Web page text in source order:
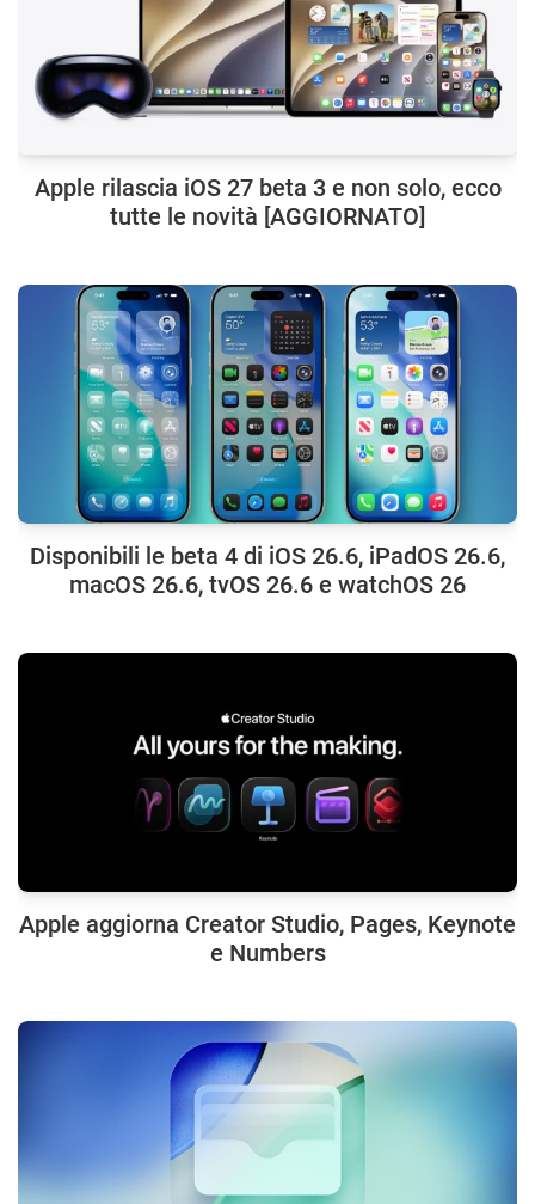
Apple rilascia iOS 27 beta 3 e non solo, ecco
tutte le novità [AGGIORNATO]
Disponibili le beta 4 di iOS 26.6, iPadOS 26.6,
macOS 26.6, tvOS 26.6 e watchOS 26
Apple aggiorna Creator Studio, Pages, Keynote
e Numbers